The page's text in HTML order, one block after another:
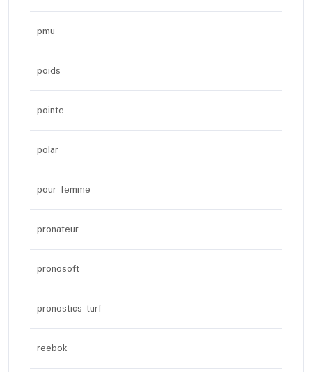
pmu
poids
pointe
polar
pour femme
pronateur
pronosoft
pronostics turf
reebok